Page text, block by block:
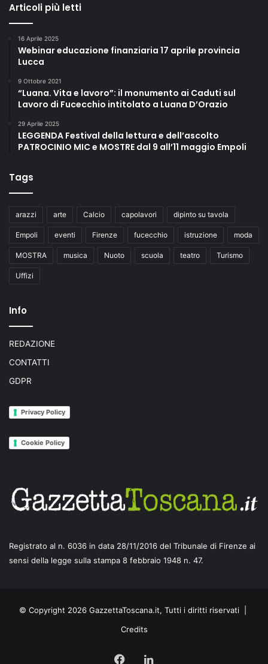
Articoli più letti
16 Aprile 2025
Webinar educazione finanziaria 17 aprile provincia
Lucca
9 Ottobre 2021
“Luana. Vita e lavoro”: il monumento ai Caduti sul
Lavoro di Fucecchio intitolato a Luana D’Orazio
29 Aprile 2025
LEGGENDA Festival della lettura e dell’ascolto
PATROCINIO MIC e MOSTRE dal 9 all’11 maggio Empoli
Tags
arazzi arte Calcio capolavori dipinto su tavola
Empoli eventi Firenze fucecchio istruzione moda
MOSTRA musica Nuoto scuola teatro Turismo
Uffizi
Info
REDAZIONE
CONTATTI
GDPR
Privacy Policy
Cookie Policy
Registrato al n. 6036 in data 28/11/2016 del Tribunale di Firenze ai
sensi della legge sulla stampa 8 febbraio 1948 n. 47.
© Copyright 2026 GazzettaToscana.it, Tutti i diritti riservati |
Credits
FacebookLinkedIn